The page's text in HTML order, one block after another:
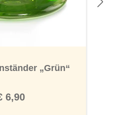
„Grün“
6,90